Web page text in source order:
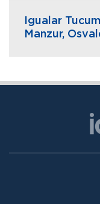
Igualar
Manzur,